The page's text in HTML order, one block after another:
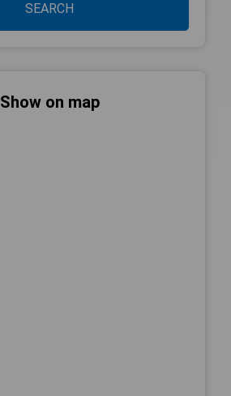
SEARCH
Show on map